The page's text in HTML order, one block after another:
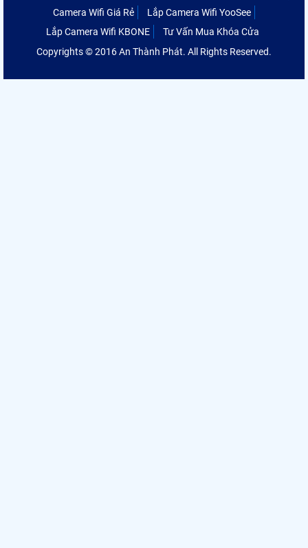
Camera Wifi Giá Rẻ
Lắp Camera Wifi YooSee
Lắp Camera Wifi KBONE
Tư Vấn Mua Khóa Cửa
Copyrights © 2016 An Thành Phát. All Rights Reserved.